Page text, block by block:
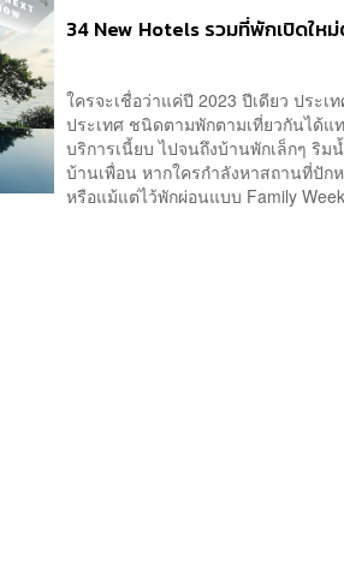
34 New Hotels รวมที่พักเปิดใ
ใครจะเชื่อว่าแค่ปี 2023 ปีเดียว ประ
ประเทศ ชนิดตามพักตามเที่ยวกันได้
บริการเนี้ยบ ไปจนถึงบ้านพักเล็กๆ ริม
บ้านเพื่อน หากใครกำลังหาสถานที่ปัก
หรือแม้แต่ไว้พักผ่อนแบบ Family